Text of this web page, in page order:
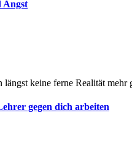
Angst
keine ferne Realität
gegen dich arbeiten